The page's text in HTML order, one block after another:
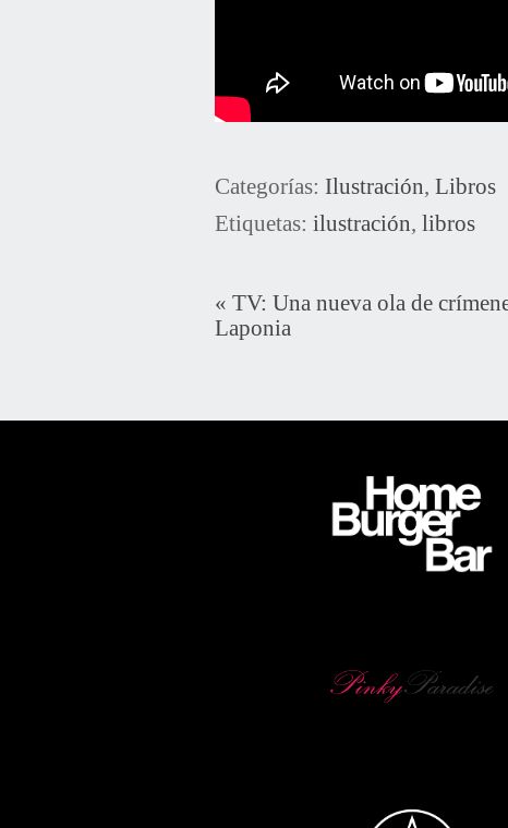
Categorías: Ilustración, Libros
Etiquetas: ilustración, libros
« TV: Una nueva ola de
Laponia